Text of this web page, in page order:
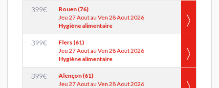
399€
Rouen (76)
Jeu 27 Aout au Ven 28 Aout 2026
Hygiène alimentaire
399€
Flers (61)
Jeu 27 Aout au Ven 28 Aout 2026
Hygiène alimentaire
399€
Alençon (61)
Jeu 27 Aout au Ven 28 Aout 2026